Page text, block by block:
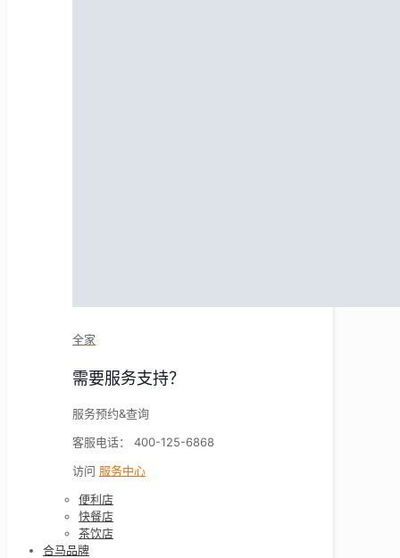
全家
需要服务支持？
服务预约&查询
客服电话： 400-125-6868
访问 服务中心
便利店
快餐店
茶饮店
合马品牌